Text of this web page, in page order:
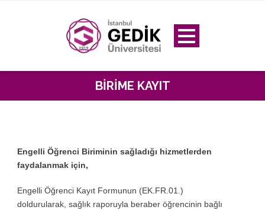
BIRIME KAYIT
Engelli Öğrenci Biriminin sağladığı hizmetlerden
faydalanmak için,
Engelli Öğrenci Kayıt Formunun (EK.FR.01.)
doldurularak, sağlık raporuyla beraber öğrencinin bağlı